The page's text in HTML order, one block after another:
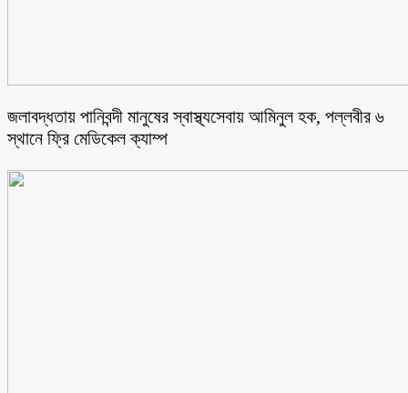
জলাবদ্ধতায় পানিবন্দী মানুষের স্বাস্থ্যসেবায় আমিনুল হক, পল্লবীর ৬
স্থানে ফ্রি মেডিকেল ক্যাম্প